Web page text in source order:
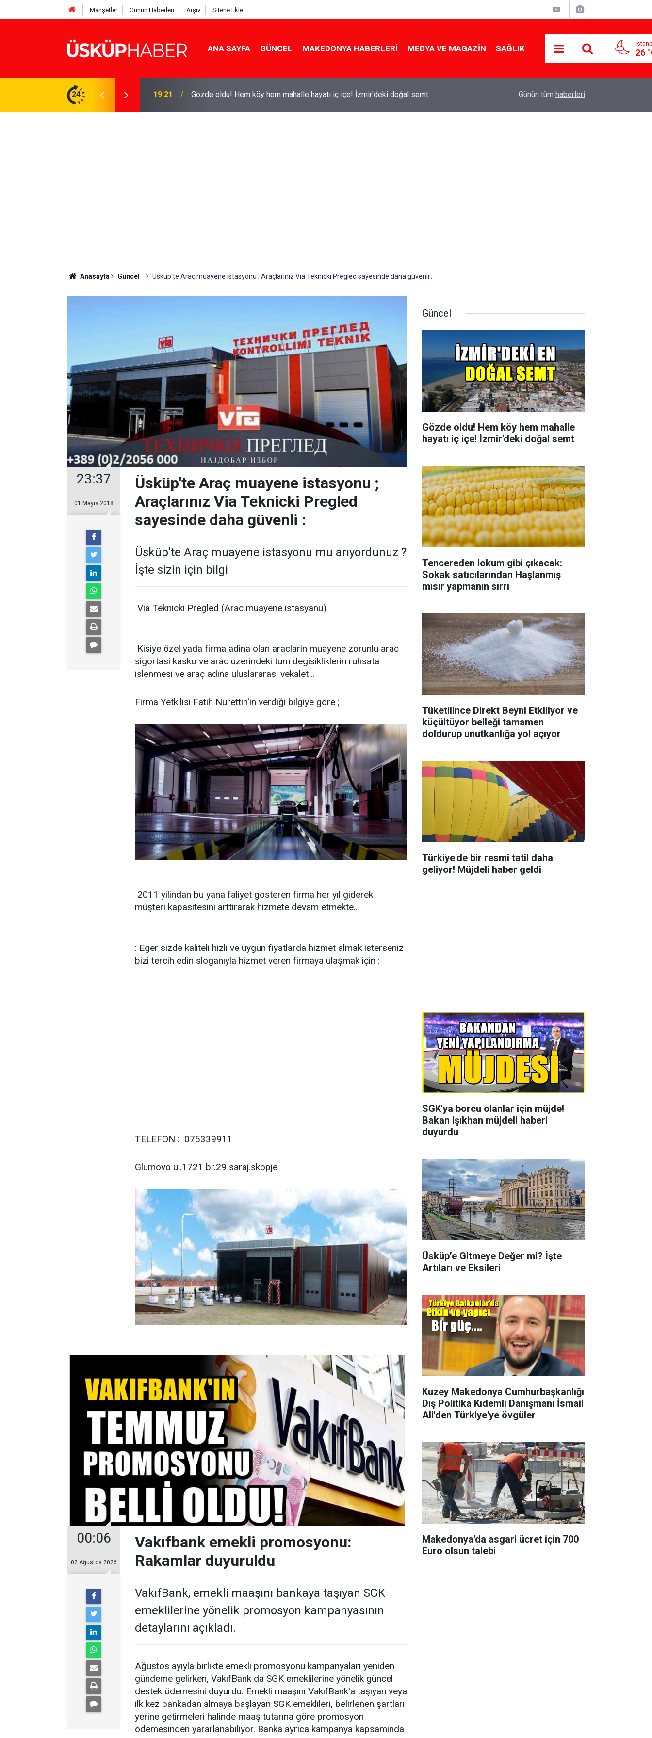
Manşetler Günün Haberleri Arşiv Sitene Ekle
ANA SAYFA GÜNCEL MAKEDONYA HABERLERI MEDYA VE MAGAZIN SAĞLIK 26
24 19:21 Gözde oldu! Hem köy hem mahalle hayatı iç içe! İzmir'deki doğal semt
yapmanın sırrı
Günün tüm haberleri
Anasayfa Güncel Üsküp'te Araç muayene istasyonu ; Araçlarınız Via Teknicki Pregled sayesinde daha güvenli :
23:37
01 Mayıs 2018
Üsküp'te Araç muayene istasyonu ;
Araçlarınız Via Teknicki Pregled
sayesinde daha güvenli :
Üsküp'te Araç muayene istasyonu mu arıyordunuz ?
İşte sizin için bilgi
Via Teknicki Pregled (Arac muayene istasyanu)
Kisiye özel yada firma adina olan araclarin muayene zorunlu arac
sigortasi kasko ve arac uzerindeki tum degisikliklerin ruhsata
islenmesi ve araç adına uluslararasi vekalet ..
Firma Yetkilisi Fatih Nurettin'in verdiği bilgiye göre ;
2011 yilindan bu yana faliyet gosteren firma her yıl giderek
müşteri kapasitesini arttirarak hizmete devam etmekte..
: Eger sizde kaliteli hizli ve uygun fiyatlarda hizmet almak isterseniz
bizi tercih edin sloganıyla hizmet veren firmaya ulaşmak için :
TELEFON : 075339911
Glumovo ul.1721 br.29 saraj.skopje
00:06
02 Ağustos 2026
Vakıfbank emekli promosyonu:
Rakamlar duyuruldu
VakıfBank, emekli maaşını bankaya taşıyan SGK
emeklilerine yönelik promosyon kampanyasının
detaylarını açıkladı.
Ağustos ayıyla birlikte emekli promosyonu kampanyaları yeniden
gündeme gelirken, VakıfBank da SGK emeklilerine yönelik güncel
destek ödemesini duyurdu. Emekli maaşını VakıfBank'a taşıyan veya
ilk kez bankadan almaya başlayan SGK emeklileri, belirlenen şartları
yerine getirmeleri halinde maaş tutarına göre promosyon
ödemesinden yararlanabiliyor. Banka ayrıca kampanya kapsamında
Güncel
Gözde oldu! Hem köy hem mahalle
hayatı iç içe! İzmir'deki doğal semt
Tencereden lokum gibi çıkacak:
Sokak satıcılarından Haşlanmış
mısır yapmanın sırrı
Tüketilince Direkt Beyni Etkiliyor ve
küçültüyor belleği tamamen
doldurup unutkanlığa yol açıyor
Türkiye'de bir resmi tatil daha
geliyor! Müjdeli haber geldi
SGK'ya borcu olanlar için müjde!
Bakan Işıkhan müjdeli haberi
duyurdu
Üsküp’e Gitmeye Değer mi? İşte
Artıları ve Eksileri
Kuzey Makedonya Cumhurbaşkanlığı
Dış Politika Kıdemli Danışmanı İsmail
Ali'den Türkiye'ye övgüler
Makedonya'da asgari ücret için 700
Euro olsun talebi